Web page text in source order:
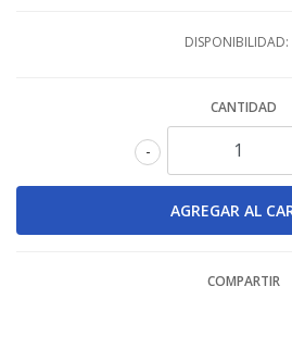
DISPONIBILIDAD:
CANTIDAD
-
COMPARTIR